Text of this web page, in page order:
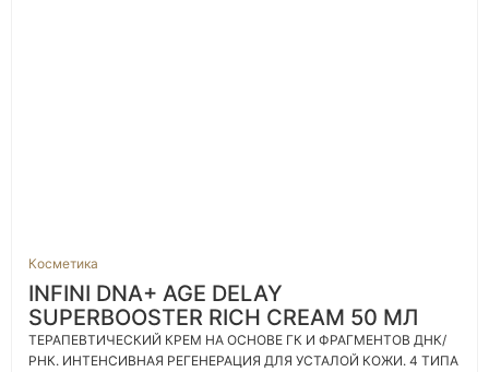
Косметика
INFINI DNA+ AGE DELAY
SUPERBOOSTER RICH CREAM 50 МЛ
ТЕРАПЕВТИЧЕСКИЙ КРЕМ НА ОСНОВЕ ГК И ФРАГМЕНТОВ ДНК/
РНК. ИНТЕНСИВНАЯ РЕГЕНЕРАЦИЯ ДЛЯ УСТАЛОЙ КОЖИ. 4 ТИПА